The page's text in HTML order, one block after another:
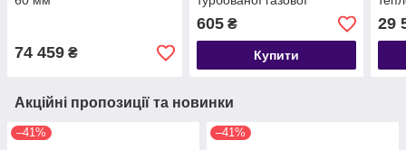
74 459 ₴
колонки 1000 мм, 60/90
605₴
Купити
із
29
Акційні пропозиції та новинки
–41% –41%